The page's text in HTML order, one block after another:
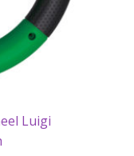
Luigi